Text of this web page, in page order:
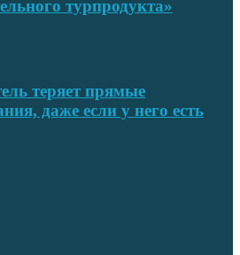
турпродукта»
теряет прямые
даже если у него есть